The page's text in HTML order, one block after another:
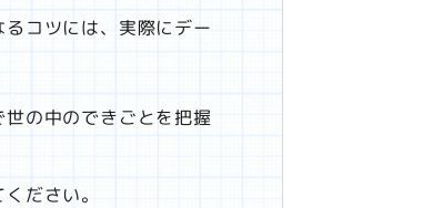
コツには、実際にデー
の中のできごとを把握
ださい。